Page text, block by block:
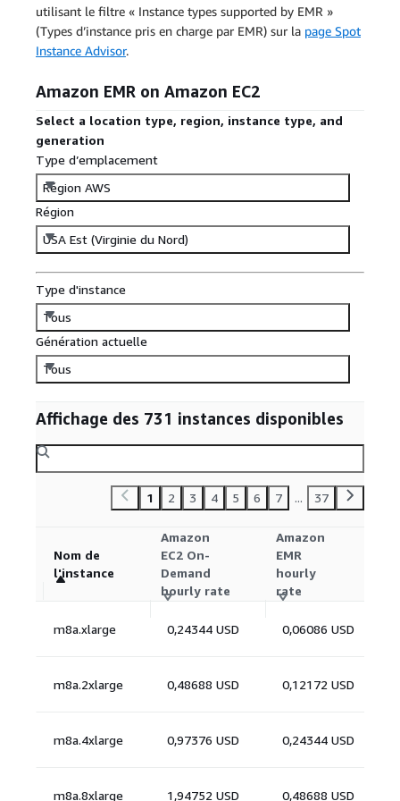
utilisant le filtre « Instance types supported by EMR »
(Types d’instance pris en charge par EMR) sur la page Spot
Instance Advisor.